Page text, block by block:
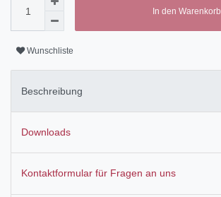
In den Warenkorb
Wunschliste
Beschreibung
Downloads
Kontaktformular für Fragen an uns